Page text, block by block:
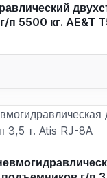
п 5500 кг. AE&T